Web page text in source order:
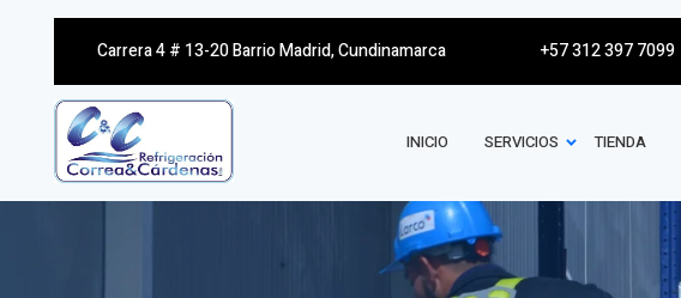
Carrera 4 # 13-20 Barrio Madrid, Cundinamarca +57 312 397 7099
INICIO SERVICIOS TIENDA